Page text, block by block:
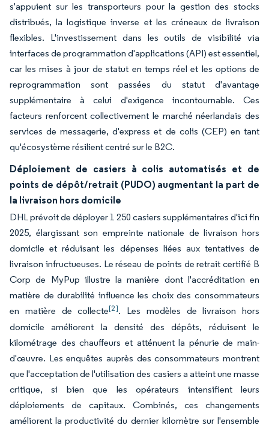
s'appuient sur les transporteurs pour la gestion des stocks
distribués, la logistique inverse et les créneaux de livraison
flexibles. L'investissement dans les outils de visibilité via
interfaces de programmation d'applications (API) est essentiel,
car les mises à jour de statut en temps réel et les options de
reprogrammation sont passées du statut d'avantage
supplémentaire à celui d'exigence incontournable. Ces
facteurs renforcent collectivement le marché néerlandais des
services de messagerie, d'express et de colis (CEP) en tant
qu'écosystème résilient centré sur le B2C.
Déploiement de casiers à colis automatisés et de
points de dépôt/retrait (PUDO) augmentant la part de
la livraison hors domicile
DHL prévoit de déployer 1 250 casiers supplémentaires d'ici fin
2025, élargissant son empreinte nationale de livraison hors
domicile et réduisant les dépenses liées aux tentatives de
livraison infructueuses. Le réseau de points de retrait certifié B
Corp de MyPup illustre la manière dont l'accréditation en
matière de durabilité influence les choix des consommateurs
en matière de collecte[2]. Les modèles de livraison hors
domicile améliorent la densité des dépôts, réduisent le
kilométrage des chauffeurs et atténuent la pénurie de main-
d'œuvre. Les enquêtes auprès des consommateurs montrent
que l'acceptation de l'utilisation des casiers a atteint une masse
critique, si bien que les opérateurs intensifient leurs
déploiements de capitaux. Combinés, ces changements
améliorent la productivité du dernier kilomètre sur l'ensemble